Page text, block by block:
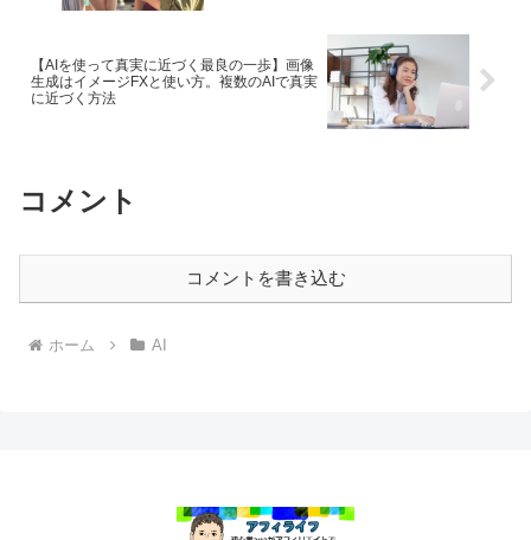
【AIを使って真実に近づく最良の一歩】画像
生成はイメージFXと使い方。複数のAIで真実
に近づく方法
コメント
コメントを書き込む
ホーム AI